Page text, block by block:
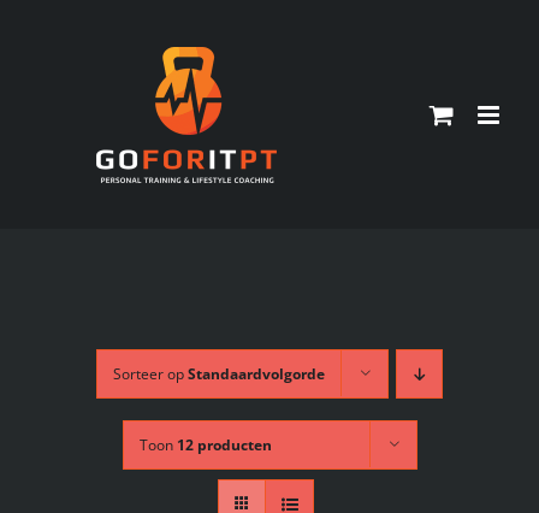
Sorteer opStandaardvolgorde
Toon 12 producten